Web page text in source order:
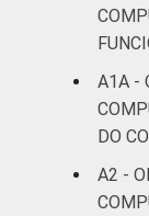
A1A -
DO
A2 -